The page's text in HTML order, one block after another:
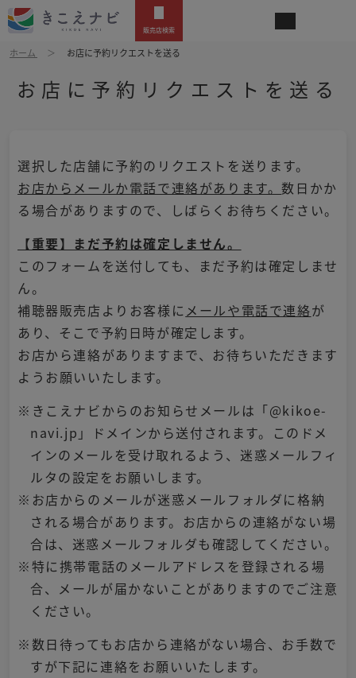
販売店検索
ホーム お店に予約リクエストを送る
お店に予約リクエストを送る
選択した店舗に予約のリクエストを送ります。
お店からメールか電話で連絡があります。数日かか
る場合がありますので、しばらくお待ちください。
【重要】まだ予約は確定しません。
このフォームを送付しても、まだ予約は確定しませ
ん。
補聴器販売店よりお客様にメールや電話で連絡が
あり、そこで予約日時が確定します。
お店から連絡がありますまで、お待ちいただきます
ようお願いいたします。
※きこえナビからのお知らせメールは「@kikoe-
navi.jp」ドメインから送付されます。このドメ
インのメールを受け取れるよう、迷惑メールフィ
ルタの設定をお願いします。
※お店からのメールが迷惑メールフォルダに格納
される場合があります。お店からの連絡がない場
合は、迷惑メールフォルダも確認してください。
※特に携帯電話のメールアドレスを登録される場
合、メールが届かないことがありますのでご注意
ください。
※数日待ってもお店から連絡がない場合、お手数で
すが下記に連絡をお願いいたします。